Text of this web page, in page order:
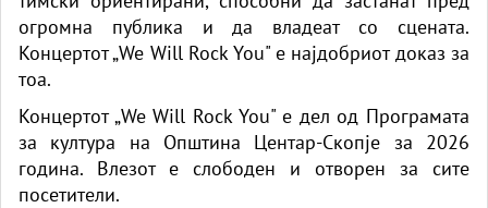
огромна публика и да владеат со сцената.
Концертот „We Will Rock You" е најдобриот доказ за
тоа.
Концертот „We Will Rock You" е дел од Програмата
за култура на Општина Центар-Скопје за 2026
година. Влезот е слободен и отворен за сите
посетители.